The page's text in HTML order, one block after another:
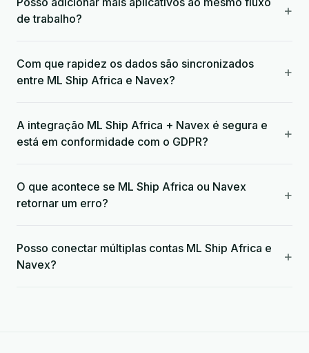
de trabalho?
+
Com que rapidez os dados são sincronizados
entre ML Ship Africa e Navex?
+
A integração ML Ship Africa + Navex é segura e
está em conformidade com o GDPR?
+
O que acontece se ML Ship Africa ou Navex
retornar um erro?
+
Posso conectar múltiplas contas ML Ship Africa e
Navex?
+